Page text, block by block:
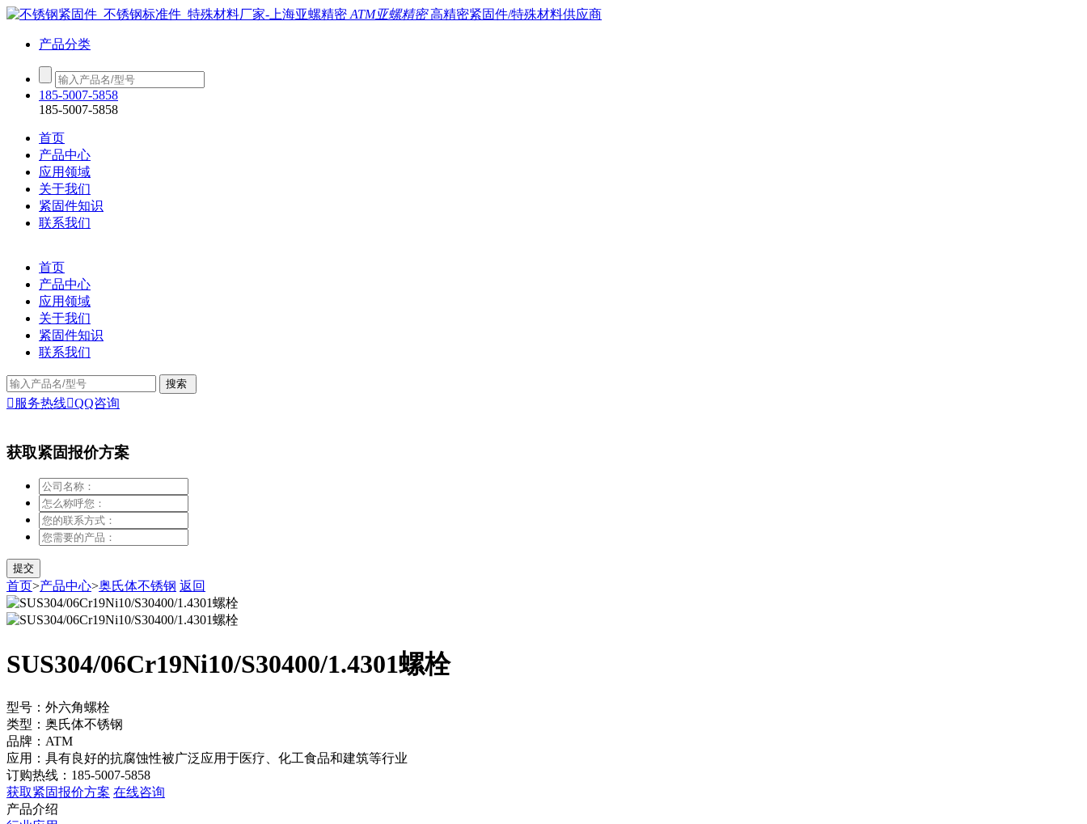
ATM亚螺精密高精密紧固件/特殊材料供应商
产品分类
185-5007-5858
185-5007-5858
首页
产品中心
应用领域
关于我们
紧固件知识
联系我们
首页
产品中心
应用领域
关于我们
紧固件知识
联系我们
 服务热线QQ咨询
获取紧固报价方案
首页>产品中心>奥氏体不锈钢 返回
SUS304/06Cr19Ni10/S30400/1.4301螺栓
型号：外六角螺栓
类型：奥氏体不锈钢
品牌：ATM
应用：具有良好的抗腐蚀性被广泛应用于医疗、化工食品和建筑等行业
订购热线：185-5007-5858
获取紧固报价方案 在线咨询
产品介绍